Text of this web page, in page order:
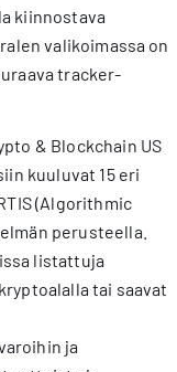
kiinnostava
valikoimassa on
tracker-
& Blockchain US
kuuluvat 15 eri
(Algorithmic
perusteella.
listattuja
tai saavat
ja